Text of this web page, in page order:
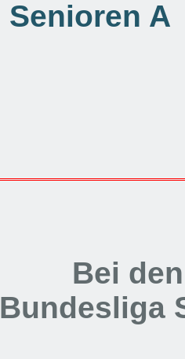
Senioren A
Bei
Bundesliga